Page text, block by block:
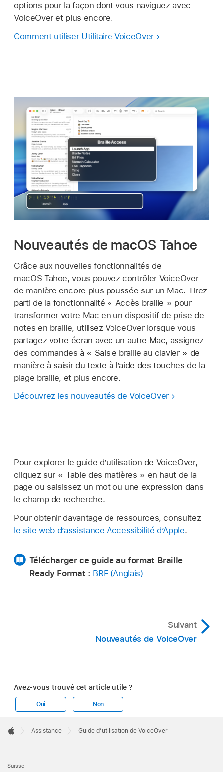
options pour la façon dont vous naviguez avec
VoiceOver et plus encore.
Comment utiliser Utilitaire VoiceOver
Nouveautés de macOS Tahoe
Grâce aux nouvelles fonctionnalités de
macOS Tahoe, vous pouvez contrôler VoiceOver
de manière encore plus poussée sur un Mac. Tirez
parti de la fonctionnalité « Accès braille » pour
transformer votre Mac en un dispositif de prise de
notes en braille, utilisez VoiceOver lorsque vous
partagez votre écran avec un autre Mac, assignez
des commandes à « Saisie braille au clavier » de
manière à saisir du texte à l’aide des touches de la
plage braille, et plus encore.
Découvrez les nouveautés de VoiceOver
Pour explorer le guide dʼutilisation de VoiceOver,
cliquez sur « Table des matières » en haut de la
page ou saisissez un mot ou une expression dans
le champ de recherche.
Pour obtenir davantage de ressources, consultez
le site web d’assistance Accessibilité d’Apple.
Télécharger ce guide au format Braille
Ready Format : BRF (Anglais)
Suivant
Nouveautés de VoiceOver
Avez-vous trouvé cet article utile ?
Oui Non
Footer

Assistance Guide dʼutilisation de VoiceOver
Suisse